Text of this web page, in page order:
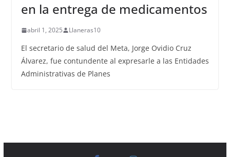
en la entrega de medicamentos
abril 1, 2025 Llaneras10
El secretario de salud del Meta, Jorge Ovidio Cruz
Álvarez, fue contundente al expresarle a las Entidades
Administrativas de Planes